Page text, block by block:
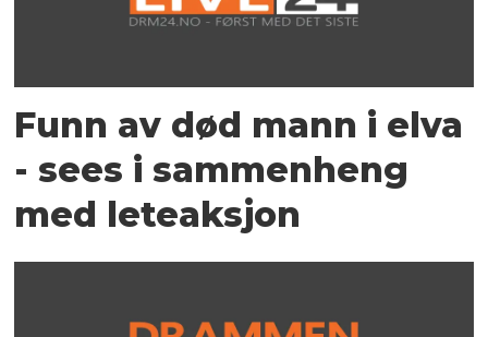
Funn av død mann i elva
- sees i sammenheng
med leteaksjon